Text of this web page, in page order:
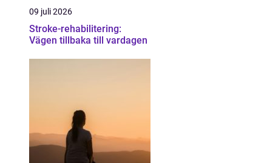
09 juli 2026
Stroke-rehabilitering:
Vägen tillbaka till vardagen